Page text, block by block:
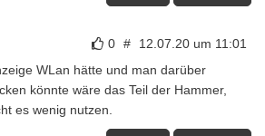
0 # 12.07.20 um 11:01
WLan hätte und man darüber
könnte wäre das Teil der Hammer,
es wenig nutzen.